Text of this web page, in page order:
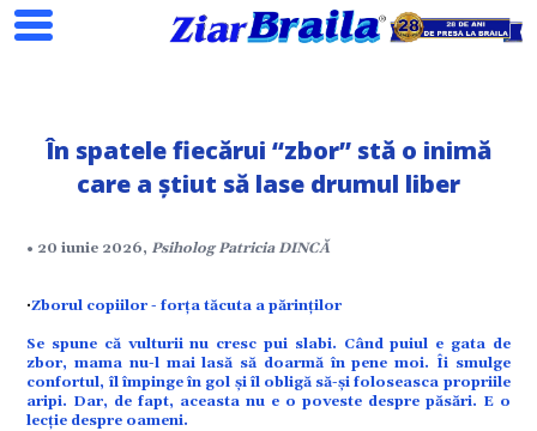
În spatele fiecărui “zbor” stă o inimă
care a știut să lase drumul liber
• 20 iunie 2026, Psiholog Patricia DINCĂ
·Zborul copiilor - forța tăcuta a părinților
Se spune că vulturii nu cresc pui slabi. Când puiul e gata de
zbor, mama nu-l mai lasă să doarmă în pene moi. Îi smulge
confortul, îl împinge în gol și îl obligă să-și foloseasca propriile
aripi. Dar, de fapt, aceasta nu e o poveste despre păsări. E o
lecție despre oameni.